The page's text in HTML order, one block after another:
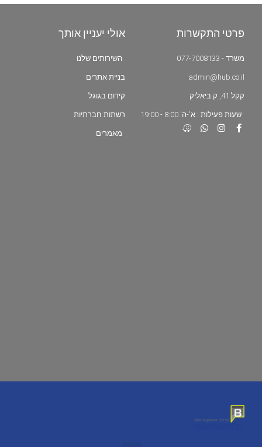
פרטי התקשרות
משרד - 077-7008133
admin@hub.co.il
קקל 41, ק.ביאליק
שעות פעילות : א'-ה' 8:00 - 19:00
אולי יעניין אותך
השירותים שלנו
בניית אתרים
קידום בגוגל
רשתות חברתיות
מאמרים